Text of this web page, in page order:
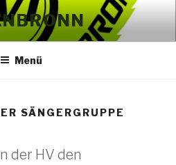
Menü
SÄNGERGRUPPE
der HV den